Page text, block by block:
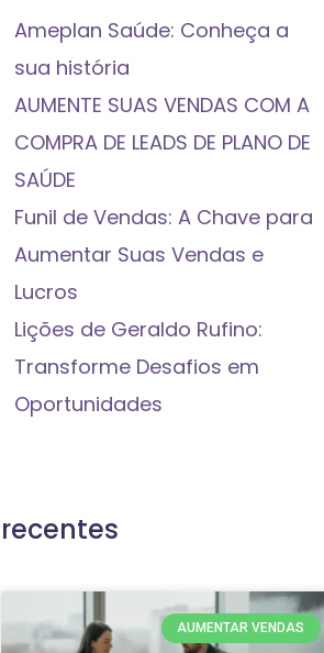
Ameplan Saúde: Conheça a
sua história
AUMENTE SUAS VENDAS COM A
COMPRA DE LEADS DE PLANO DE
SAÚDE
Funil de Vendas: A Chave para
Aumentar Suas Vendas e
Lucros
Lições de Geraldo Rufino:
Transforme Desafios em
Oportunidades
AUMENTAR VENDAS